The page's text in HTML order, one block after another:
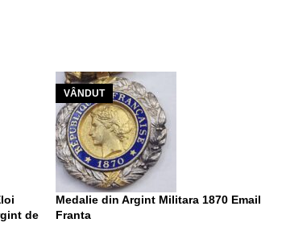
de
VÂNDUT
Medalie din Argint Militara 1870 Email
Franta